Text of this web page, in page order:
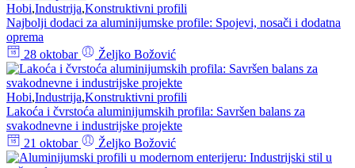
Hobi,Industrija,Konstruktivni profili
Najbolji dodaci za aluminijumske profile: Spojevi, nosači i dodatna
oprema
28 oktobar
Željko Božović
Hobi,Industrija,Konstruktivni profili
Lakoća i čvrstoća aluminijumskih profila: Savršen balans za
svakodnevne i industrijske projekte
21 oktobar
Željko Božović